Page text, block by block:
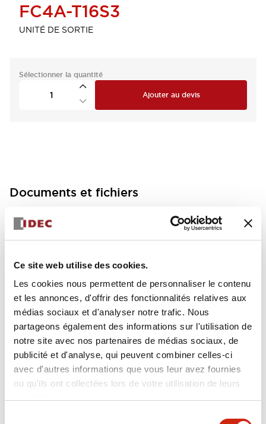
Ce site web utilise des cookies.
Les cookies nous permettent de personnaliser le contenu
et les annonces, d'offrir des fonctionnalités relatives aux
médias sociaux et d'analyser notre trafic. Nous
partageons également des informations sur l'utilisation de
notre site avec nos partenaires de médias sociaux, de
publicité et d'analyse, qui peuvent combiner celles-ci
avec d'autres informations que vous leur avez fournies
ou qu'ils ont collectées lors de votre utilisation de leurs
FC4A-T16S3
UNITÉ DE SORTIE
Sélectionner la quantité
Ajouter au devis
Documents et fichiers
FC5A MICRO Smart pentra Instruction Sheet (FC5
A-D12K1E\, FC5A-D12S1E)
17/11/2022
.PDF 257.75KB
FC5A MICRO Smart pentra Instruction Sheet (FC5
A-D16RK1\, FC5A-D16RS1\, FC5A-D32K3\, FC5A-D